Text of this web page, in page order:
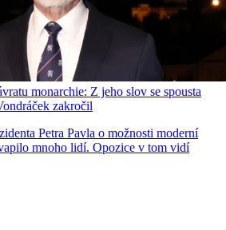
monarchie: Z jeho slov se spousta
zakročil
Petra Pavla o možnosti moderní
mnoho lidí. Opozice v tom vidí